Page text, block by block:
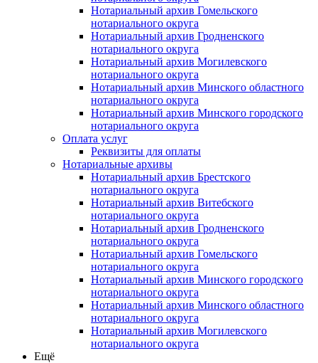
Нотариальный архив Гомельского
нотариального округа
Нотариальный архив Гродненского
нотариального округа
Нотариальный архив Могилевского
нотариального округа
Нотариальный архив Минского областного
нотариального округа
Нотариальный архив Минского городского
нотариального округа
Оплата услуг
Реквизиты для оплаты
Нотариальные архивы
Нотариальный архив Брестского
нотариального округа
Нотариальный архив Витебского
нотариального округа
Нотариальный архив Гродненского
нотариального округа
Нотариальный архив Гомельского
нотариального округа
Нотариальный архив Минского городского
нотариального округа
Нотариальный архив Минского областного
нотариального округа
Нотариальный архив Могилевского
нотариального округа
Ещё